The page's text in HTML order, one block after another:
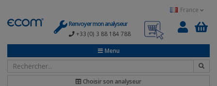
France
Renvoyer mon analyseur
+33 (0) 3 88 184 788
0
Menu
Choisir son analyseur